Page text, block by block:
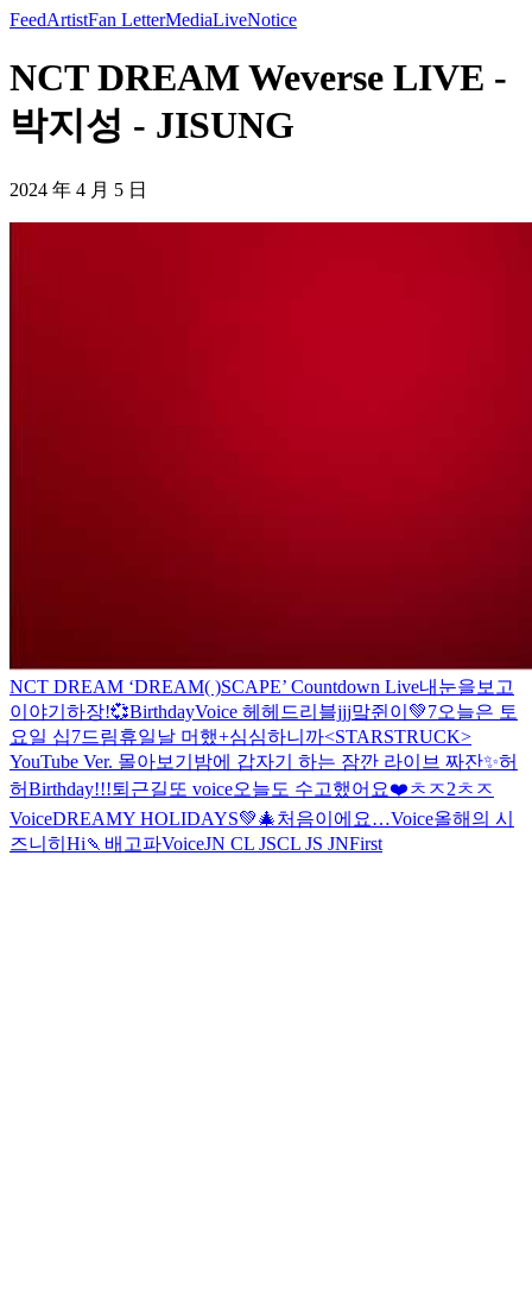
FeedArtistFan LetterMediaLiveNotice
NCT DREAM Weverse LIVE -
박지성 - JISUNG
2024 年 4 月 5 日
NCT DREAM ‘DREAM( )SCAPE’ Countdown Live내눈을보고
이야기하장!💞BirthdayVoice 헤헤 드리블jjj맠쥔이💚7오늘은 토
요일 십7드림휴일날 머했+심심하니까<STARSTRUCK>
YouTube Ver. 몰아보기 밤에 갑자기 하는 잠깐 라이브 짜잔✨허
허Birthday!!!퇴근길 또 voice오늘도 수고했어요❤️ㅊㅈ2ㅊㅈ
VoiceDREAMY HOLIDAYS💚🎄처음이에요…Voice올해의 시
즈니 히 Hi🍡 배고파VoiceJN CL JSCL JS JNFirst